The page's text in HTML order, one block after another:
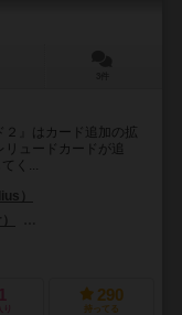
２』はカード追加の拡
ュードカードが追
く...
）
290
持ってる